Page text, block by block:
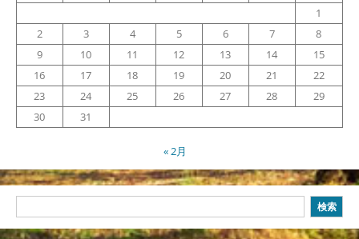
1
2
3 4 5 6 7
8
9
10 11 12 13 14
15
16
17 18 19 20 21
22
23
24 25 26 27 28
29
30
31
« 2月
索
検索